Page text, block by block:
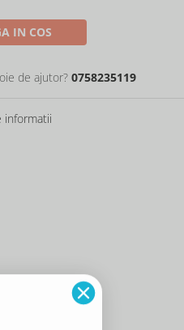
IN COS
de ajutor? 0758235119
informatii